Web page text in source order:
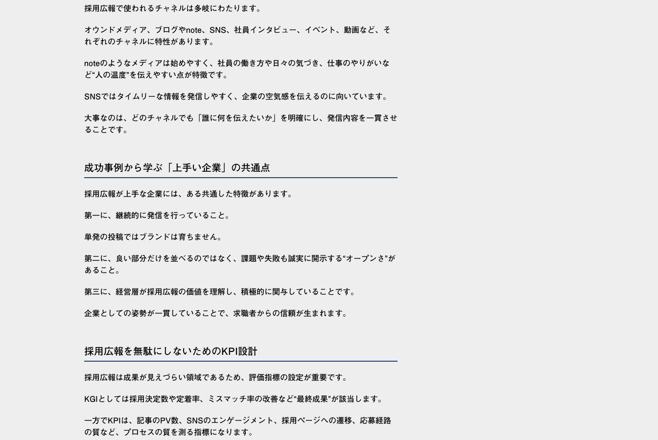
採用広報で使われるチャネルは多岐にわたります。
オウンドメディア、ブログやnote、SNS、社員インタビュー、イベント、動画など、そ
れぞれのチャネルに特性があります。
noteのようなメディアは始めやすく、社員の働き方や日々の気づき、仕事のやりがいな
ど“人の温度”を伝えやすい点が特徴です。
SNSではタイムリーな情報を発信しやすく、企業の空気感を伝えるのに向いています。
大事なのは、どのチャネルでも「誰に何を伝えたいか」を明確にし、発信内容を一貫させ
ることです。
成功事例から学ぶ「上手い企業」の共通点
採用広報が上手な企業には、ある共通した特徴があります。
第一に、継続的に発信を行っていること。
単発の投稿ではブランドは育ちません。
第二に、良い部分だけを並べるのではなく、課題や失敗も誠実に開示する“オープンさ”が
あること。
第三に、経営層が採用広報の価値を理解し、積極的に関与していることです。
企業としての姿勢が一貫していることで、求職者からの信頼が生まれます。
採用広報を無駄にしないためのKPI設計
採用広報は成果が見えづらい領域であるため、評価指標の設定が重要です。
KGIとしては採用決定数や定着率、ミスマッチ率の改善など“最終成果”が該当します。
一方でKPIは、記事のPV数、SNSのエンゲージメント、採用ページへの遷移、応募経路
の質など、プロセスの質を測る指標になります。